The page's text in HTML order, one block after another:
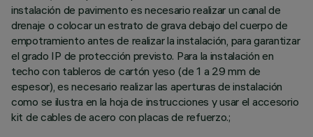
instalación de pavimento es necesario realizar un canal de
drenaje o colocar un estrato de grava debajo del cuerpo de
empotramiento antes de realizar la instalación, para garantizar
el grado IP de protección previsto. Para la instalación en
techo con tableros de cartón yeso (de 1 a 29 mm de
espesor), es necesario realizar las aperturas de instalación
como se ilustra en la hoja de instrucciones y usar el accesorio
kit de cables de acero con placas de refuerzo.;